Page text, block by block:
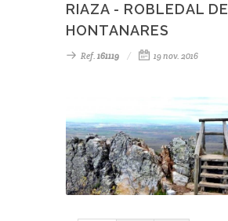
RIAZA - ROBLEDAL DE
HONTANARES
Ref. 161119 19 nov. 2016